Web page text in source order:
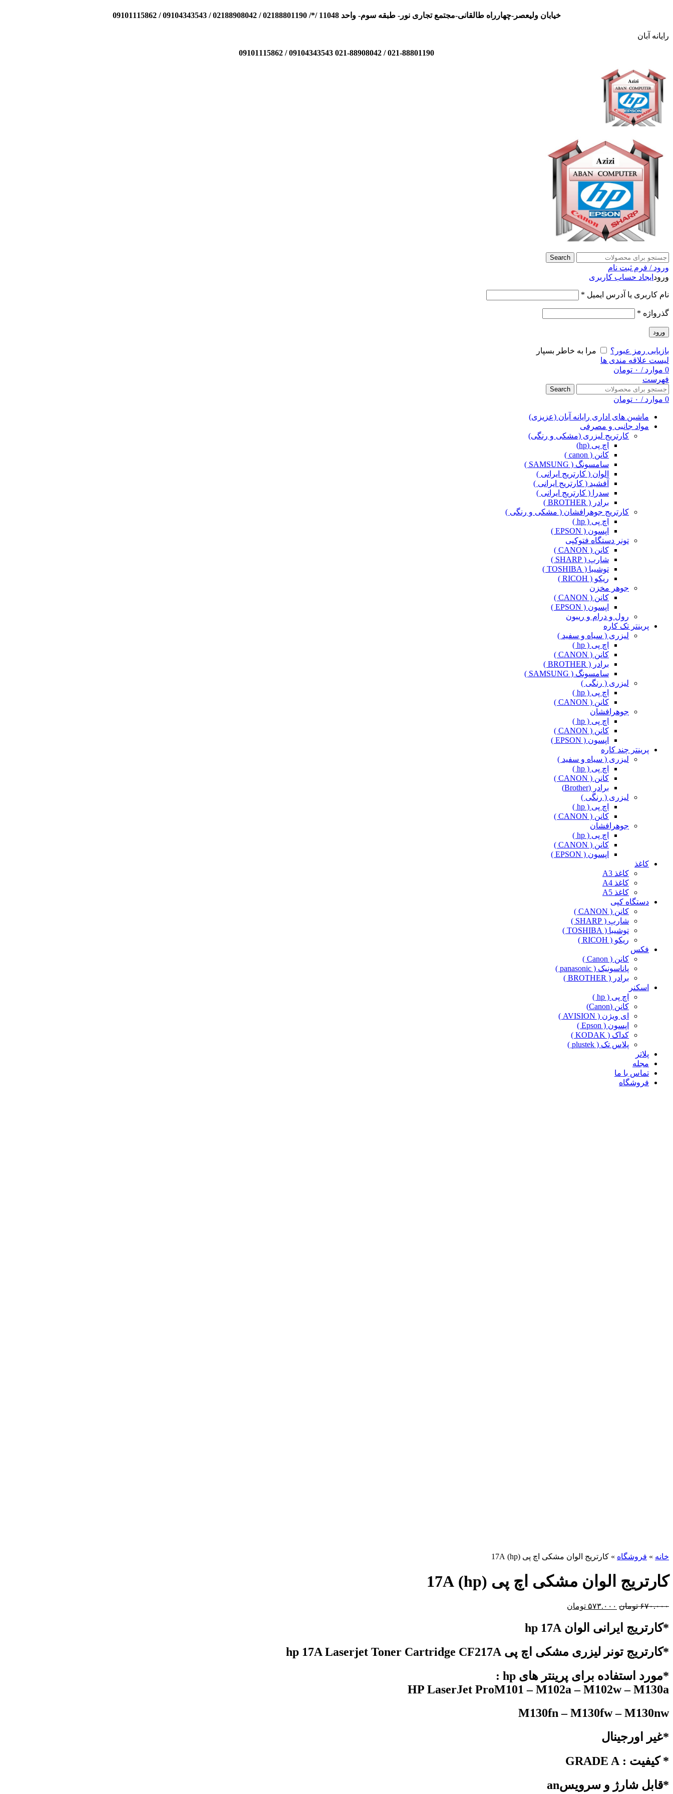
خیابان ولیعصر-چهارراه طالقانی-مجتمع تجاری نور- طبقه سوم- واحد 11048 /*/ 02188801190 / 02188908042 / 09104343543 / 09101115862
رایانه آبان
021-88801190 / 021-88908042 09104343543 / 09101115862
Search
ورود / فرم ثبت نام
ورود ایجاد حساب کاربری
نام کاربری یا آدرس ایمیل *
گذرواژه *
ورود
بازیابی رمز عبور؟
مرا به خاطر بسپار
لیست علاقه مندی ها
0 موارد / ۰ تومان
فهرست
Search
0 موارد / ۰ تومان
ماشین های اداری رایانه آبان (عزیزی)
مواد جانبی و مصرفی
کارتریج لیزری (مشکی و رنگی)
اچ پی (hp)
کانن ( canon )
سامسونگ ( SAMSUNG )
الوان ( کارتریج ایرانی )
آفشید ( کارتریج ایرانی )
سدرا ( کارتریج ایرانی )
برادر ( BROTHER )
کارتریج جوهرافشان ( مشکی و رنگی )
اچ پی ( hp )
اپسون ( EPSON )
تونر دستگاه فتوکپی
کانن ( CANON )
شارپ ( SHARP )
توشیبا ( TOSHIBA )
ریکو ( RICOH )
جوهر مخزن
کانن ( CANON )
اپسون ( EPSON )
رول و درام و ریبون
پرینتر تک کاره
لیزری ( سیاه و سفید )
اچ پی ( hp )
کانن ( CANON )
برادر ( BROTHER )
سامسونگ ( SAMSUNG )
لیزری ( رنگی )
اچ پی ( hp )
کانن ( CANON )
جوهرافشان
اچ پی ( hp )
کانن ( CANON )
اپسون ( EPSON )
پرینتر چند کاره
لیزری ( سیاه و سفید )
اچ پی ( hp )
کانن ( CANON )
برادر (Brother)
لیزری ( رنگی )
اچ پی ( hp )
کانن ( CANON )
جوهرافشان
اچ پی ( hp )
کانن ( CANON )
اپسون ( EPSON )
کاغذ
کاغذ A3
کاغذ A4
کاغذ A5
دستگاه کپی
کانن ( CANON )
شارپ ( SHARP )
توشیبا ( TOSHIBA )
ریکو ( RICOH )
فکس
کانن ( Canon )
پاناسونیک ( panasonic )
برادر ( BROTHER )
اسکنر
اچ پی ( hp )
کانن (Canon)
ای ویژن ( AVISION )
اپسون ( Epson )
کداک ( KODAK )
پلاس تک ( plustek )
پلاتر
مجله
تماس با ما
فروشگاه
خانه » فروشگاه » کارتریج الوان مشکی اچ پی (hp) 17A
کارتریج الوان مشکی اچ پی (hp) 17A
۶۷۰.۰۰۰ تومان ۵۷۳.۰۰۰ تومان
*کارتریج ایرانی الوان hp 17A
*کارتریج تونر لیزری مشکی اچ پی hp 17A Laserjet Toner Cartridge CF217A
*مورد استفاده برای پرینتر های hp :
HP LaserJet ProM101 – M102a – M102w – M130a
M130fn – M130fw – M130nw
*غیر اورجینال
* کیفیت : GRADE A
*قابل شارژ و سرویسan